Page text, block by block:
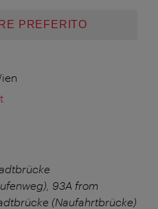
PREFERITO
93A from
(Naufahrtbrücke)